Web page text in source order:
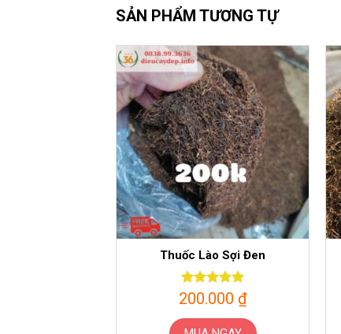
SẢN PHẨM TƯƠNG TỰ
Thuốc Lào Sợi Đen
Được xếp
hạng5.00
5 sao
200.000 ₫